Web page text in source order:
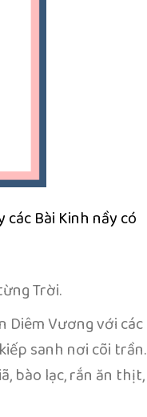
Bài Kinh nầy có
Trời.
Diêm Vương với các
sanh nơi cõi trần.
bào lạc, rắn ăn thịt,